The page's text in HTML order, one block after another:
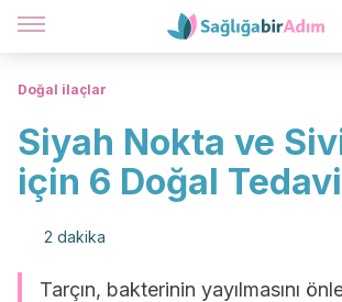
Doğal ilaçlar
Siyah Nokta ve
için 6 Doğal Tedavi
2 dakika
Tarçın, bakterinin yayılmasını